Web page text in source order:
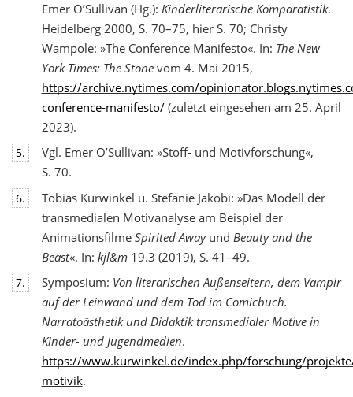
Emer O’Sullivan (Hg.): Kinderliterarische Komparatistik.
Heidelberg 2000, S. 70–75, hier S. 70; Christy
Wampole: »The Conference Manifesto«. In: The New
York Times: The Stonevom 4. Mai 2015,
https://archive.nytimes.com/
conference-manifesto/(zuletzt eingesehen am 25. April
2023).
5.
Vgl. Emer O’Sullivan: »Stoff- und Motivforschung«,
S. 70.
6.
Tobias Kurwinkel u. Stefanie Jakobi: »Das Modell der
transmedialen Motivanalyse am Beispiel der
Animationsfilme Spirited Awayund Beauty and the
Beast«. In: kjl&m19.3 (2019), S. 41–49.
7. Symposium: Von literarischen Außenseitern, dem Vampir
auf der Leinwand und dem Tod im Comicbuch.
Narratoästhetik und Didaktik transmedialer Motive in
Kinder- und Jugendmedien.
https://www.kurwinkel.de/index.php/forschung/
motivik.